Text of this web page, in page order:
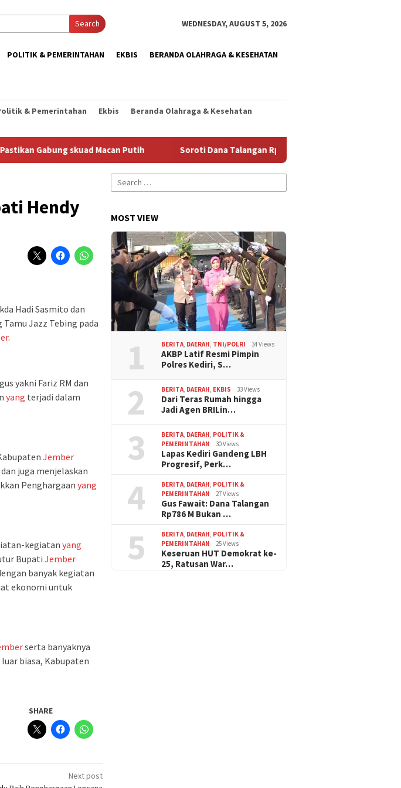
Search WEDNESDAY, AUGUST 5, 2026
POLITIK & PEMERINTAHAN EKBIS BERANDA OLAHRAGA & KESEHATAN
& Pemerintahan Ekbis
Beranda Olahraga & Kesehatan
Gabung skuad Macan Putih Soroti Dana Talangan Rp786 Miliar, PKB Nilai TAPD Gagal
Hendy
Hadi Sasmito dan
Jazz Tebing pada
.
yakni Fariz RM dan
yang terjadi dalam
Jember
juga menjelaskan
Penghargaan yang
kegiatanyang
Bupati Jember
banyak kegiatan
ekonomi untuk
serta banyaknya
biasa, Kabupaten
SHARE
Next post
Search
for:
MOST VIEW
1 BERITA DAERAH TNI/POLRI 34 Views
AKBP Latif Resmi Pimpin
Polres Kediri, S…
2 BERITA DAERAH EKBIS 33 Views
Dari Teras Rumah hingga
Jadi Agen BRILin…
3 BERITA DAERAH POLITIK &
PEMERINTAHAN
30 Views
Lapas Kediri Gandeng LBH
Progresif, Perk…
4 BERITA DAERAH POLITIK &
PEMERINTAHAN
27 Views
Gus Fawait: Dana Talangan
Rp786 M Bukan …
5 BERITA DAERAH POLITIK &
PEMERINTAHAN
25 Views
Keseruan HUT Demokrat ke-
25, Ratusan War…